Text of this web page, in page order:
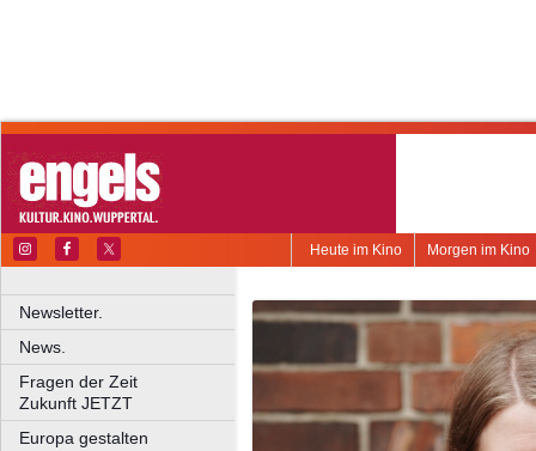
Morgen im Kino
Heute im Kino
Newsletter.
News.
Fragen der Zeit
Zukunft JETZT
Europa gestalten